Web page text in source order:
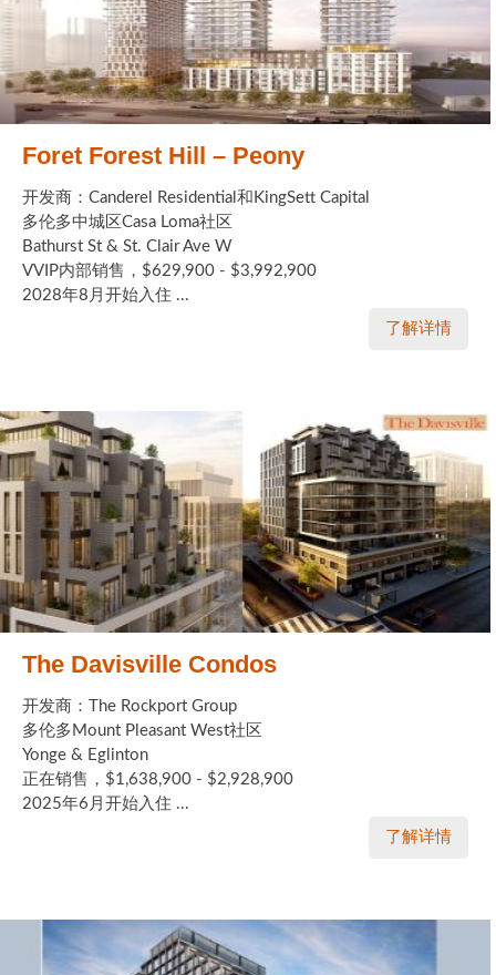
Foret Forest Hill – Peony
开发商：Canderel Residential和KingSett Capital
多伦多中城区Casa Loma社区
Bathurst St & St. Clair Ave W
VVIP内部销售，$629,900 - $3,992,900
2028年8月开始入住 ...
了解详情
The Davisville Condos
开发商：The Rockport Group
多伦多Mount Pleasant West社区
Yonge & Eglinton
正在销售，$1,638,900 - $2,928,900
2025年6月开始入住 ...
了解详情